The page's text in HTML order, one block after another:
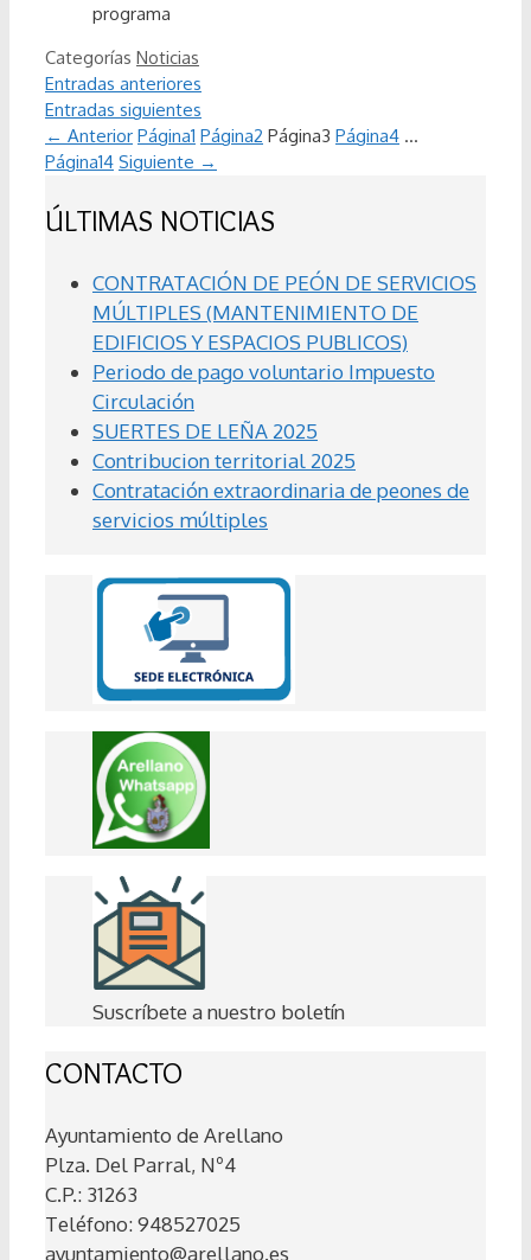
programa
Categorías Noticias
Entradas anteriores
Entradas siguientes
← Anterior Página1 Página2 Página3 Página4 …
Página14 Siguiente →
ÚLTIMAS NOTICIAS
CONTRATACIÓN DE PEÓN DE SERVICIOS
MÚLTIPLES (MANTENIMIENTO DE
EDIFICIOS Y ESPACIOS PUBLICOS)
Periodo de pago voluntario Impuesto
Circulación
SUERTES DE LEÑA 2025
Contribucion territorial 2025
Contratación extraordinaria de peones de
servicios múltiples
Suscríbete a nuestro boletín
CONTACTO
Ayuntamiento de Arellano
Plza. Del Parral, Nº4
C.P.: 31263
Teléfono: 948527025
ayuntamiento@arellano.es